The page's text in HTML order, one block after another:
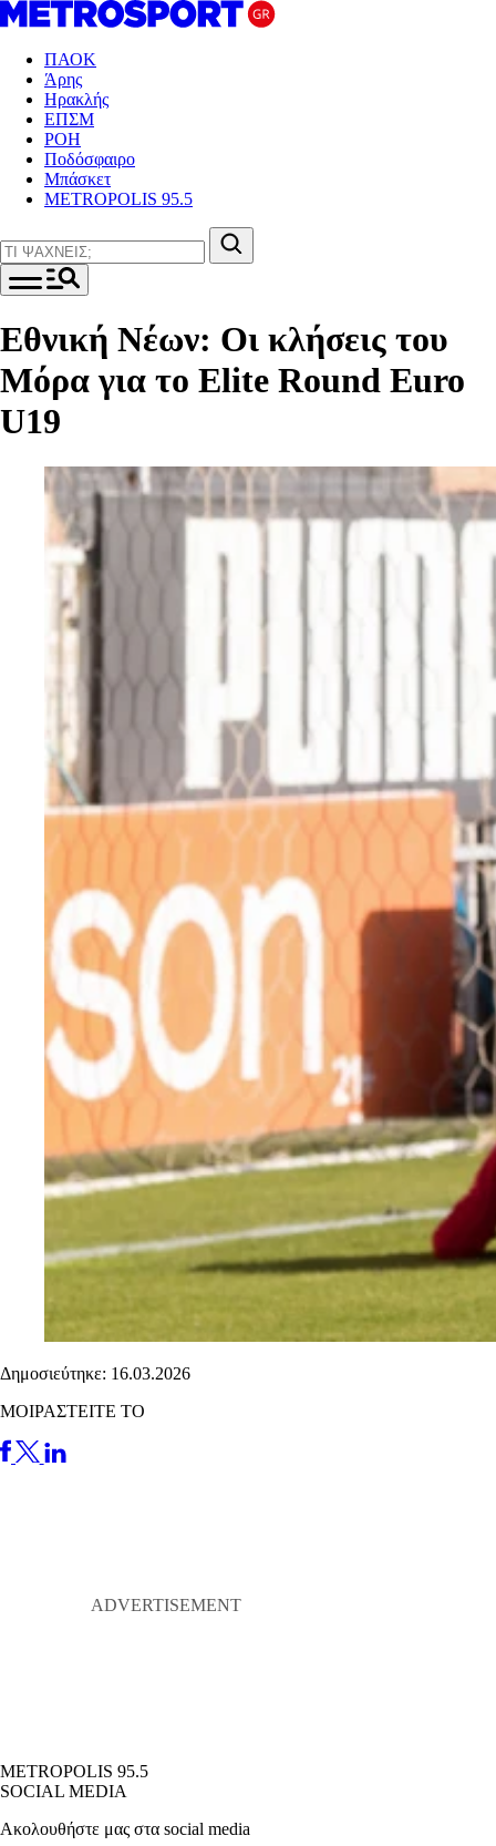
ΠΑΟΚ
Άρης
Ηρακλής
ΕΠΣΜ
ΡΟΗ
Ποδόσφαιρο
Μπάσκετ
METROPOLIS 95.5
Εθνική Νέων: Οι κλήσεις του
Μόρα για το Elite Round Euro
U19
Δημοσιεύτηκε: 16.03.2026
ΜΟΙΡΑΣΤΕΙΤΕ ΤΟ
METROPOLIS 95.5
SOCIAL MEDIA
Ακολουθήστε μας στα social media